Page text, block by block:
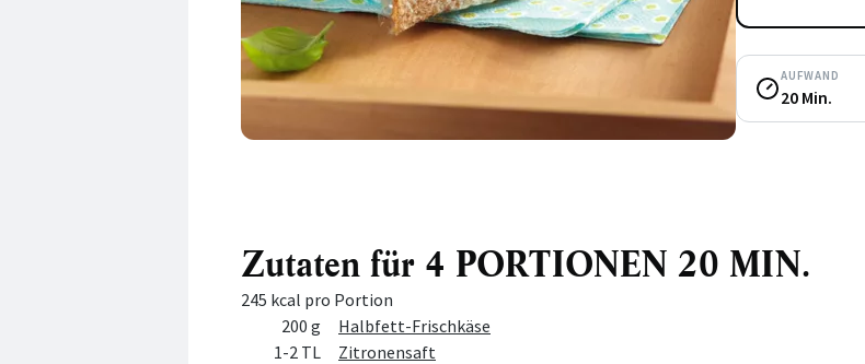
AUFWAND
20 Min.
Zutaten für 4 PORTIONEN 20 MIN.
245 kcal pro Portion
MengeZutat
200 g
Halbfett-Frischkäse
1-2 TL
Zitronensaft